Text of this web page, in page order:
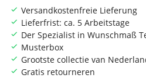
Versandkostenfreie Lieferung
Lieferfrist: ca. 5 Arbeitstage
Der Spezialist in Wunschmaß
Musterbox
Grootste collectie van
Gratis retourneren